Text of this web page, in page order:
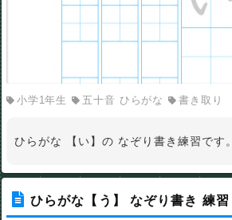
小学1年生 五十音 ひらがな 書き取り
ひらがな 【い】の なぞり書き練習です。
ひらがな【う】 なぞり書き 練習